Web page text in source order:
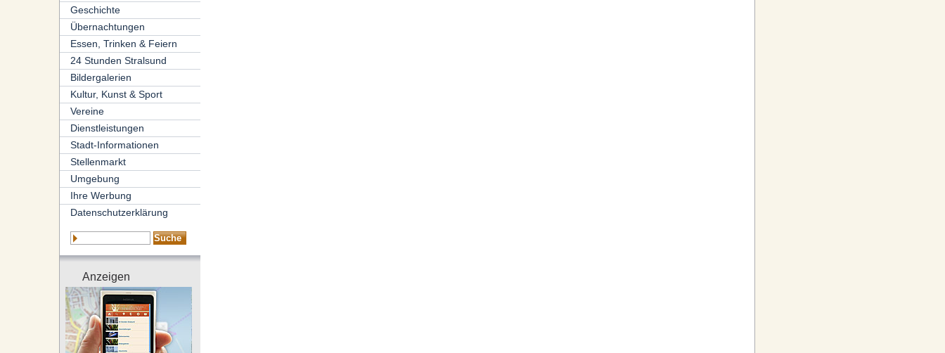
Geschichte
Übernachtungen
Essen, Trinken & Feiern
24 Stunden Stralsund
Bildergalerien
Kultur, Kunst & Sport
Vereine
Dienstleistungen
Stadt-Informationen
Stellenmarkt
Umgebung
Ihre Werbung
Datenschutzerklärung
Anzeigen